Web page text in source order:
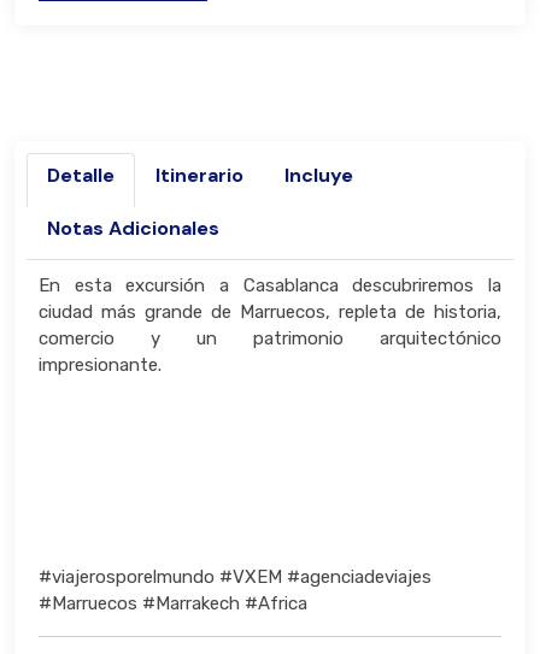
Detalle Itinerario Incluye
Notas Adicionales
En esta excursión a Casablanca descubriremos la
ciudad más grande de Marruecos, repleta de historia,
comercio y un patrimonio arquitectónico
impresionante.
#viajerosporelmundo #VXEM #agenciadeviajes
#Marruecos #Marrakech #Africa